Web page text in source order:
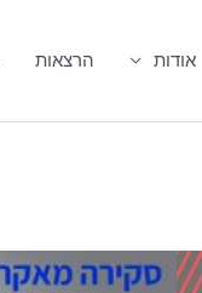
אודות הרצאות